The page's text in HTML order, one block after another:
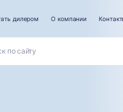
дилером О компании